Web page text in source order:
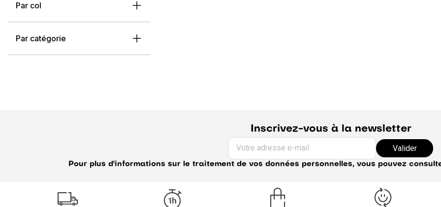
Par col
Par catégorie
Inscrivez-vous à la newsletter
Votre adresse e-mail Valider
Pour plus d'informations sur le traitement de vos données personnelles, vous pouvez